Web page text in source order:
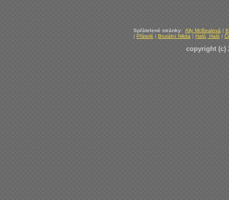
Spřátelené stránky: Ally McBealová |
| Přátelé | Brutální Nikita | Haló, Haló |
copyright (c)